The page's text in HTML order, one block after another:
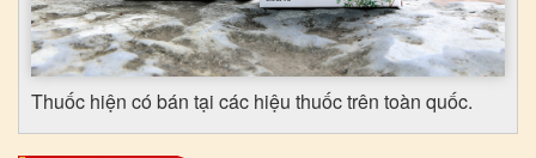
Thuốc hiện có bán tại các hiệu thuốc trên toàn quốc.